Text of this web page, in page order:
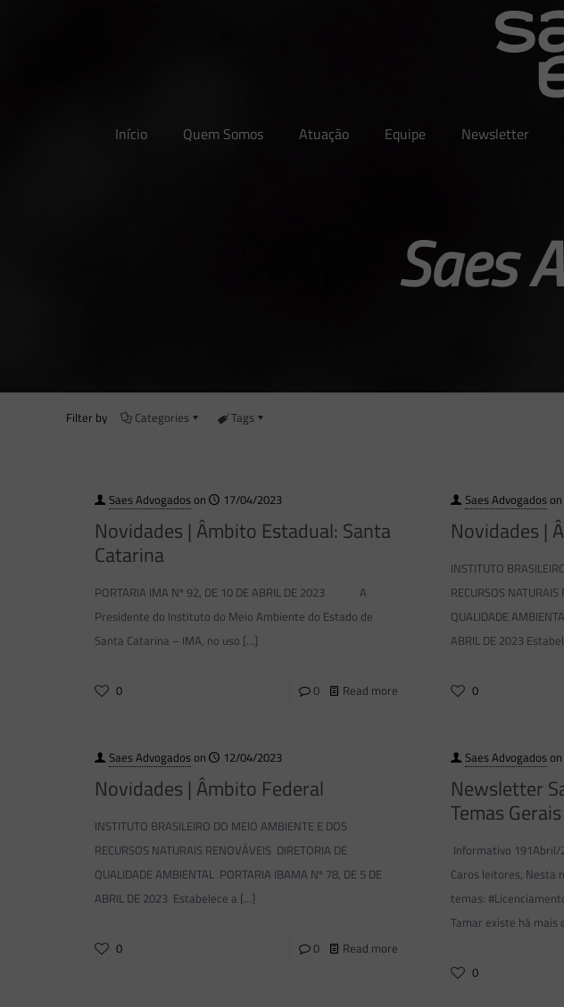
Início Quem Somos Atuação Equipe Newsletter
Saes
Filter by Categories Tags
Saes Advogadoson 17/04/2023
Novidades | Âmbito Estadual: Santa
Catarina
PORTARIA IMA Nº 92, DE 10 DE ABRIL DE 2023 A
Presidente do Instituto do Meio Ambiente do Estado de
Santa Catarina – IMA, no uso […]
0 0 Read more
Saes Advogadoson
Novidades |
INSTITUTO
RECURSOS
QUALIDADE
ABRIL DE 2023
0
Saes Advogadoson 12/04/2023
Novidades | Âmbito Federal
INSTITUTO BRASILEIRO DO MEIO AMBIENTE E DOS
RECURSOS NATURAIS RENOVÁVEIS DIRETORIA DE
QUALIDADE AMBIENTAL PORTARIA IBAMA Nº 78, DE 5 DE
ABRIL DE 2023 Estabelece a […]
0 0 Read more
Saes Advogadoson
Newsletter
Temas Gerais
Informativo 191Abril/
Caros leitores, Nesta
temas:
Tamar existe há mais
0